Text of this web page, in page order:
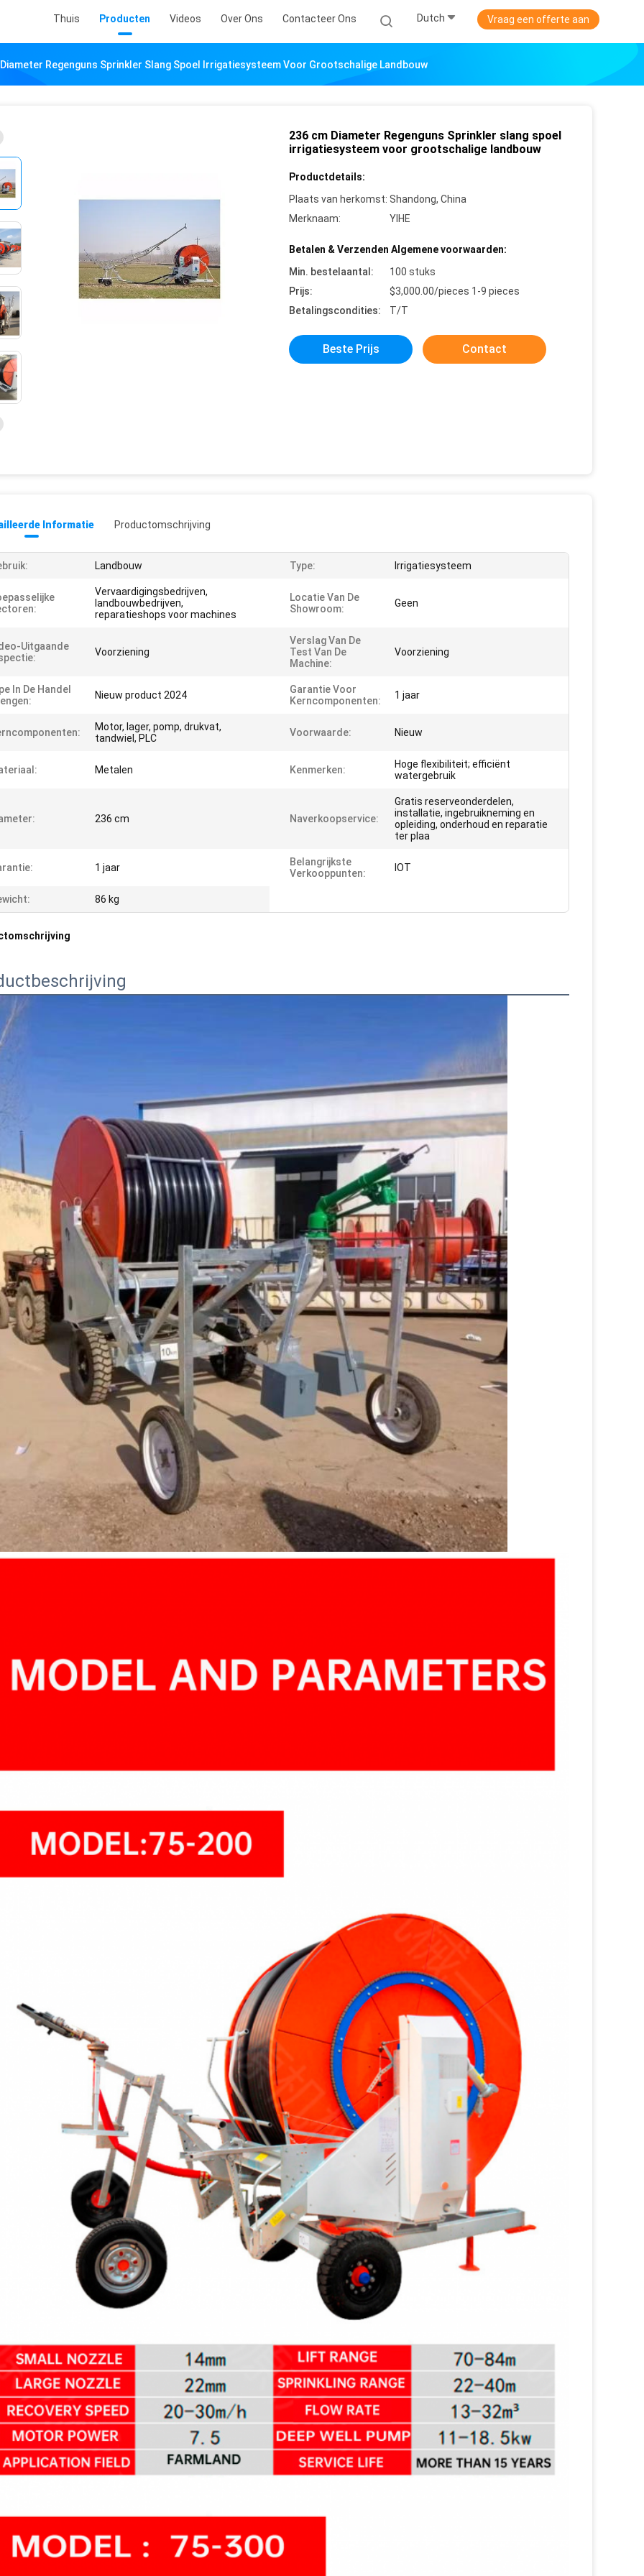
Thuis Producten Videos Over Ons Contacteer Ons Dutch Vraag een offerte aan
Diameter Regenguns Sprinkler Slang Spoel Irrigatiesysteem Voor Grootschalige Landbouw
236 cm Diameter Regenguns Sprinkler slang spoel
irrigatiesysteem voor grootschalige landbouw
Productdetails:
Plaats van herkomst: Shandong, China
Merknaam:
YIHE
Betalen & Verzenden Algemene voorwaarden:
Min. bestelaantal:
100 stuks
Prijs:
$3,000.00/pieces 1-9 pieces
Betalingscondities:
T/T
Beste Prijs Contact
Informatie Productomschrijving
Landbouw Type: Irrigatiesysteem
Vervaardigingsbedrijven,
landbouwbedrijven,
reparatieshops voor machines
Locatie Van De
Showroom:
Geen
Uitgaande
Voorziening
Verslag Van De
Test Van De
Machine:
Voorziening
In De Handel
Nieuw product 2024
Garantie Voor
Kerncomponenten:
1 jaar
Motor, lager, pomp, drukvat,
tandwiel, PLC
Voorwaarde: Nieuw
Metalen Kenmerken:
Hoge flexibiliteit; efficiënt
watergebruik
236 cm Naverkoopservice:
Gratis reserveonderdelen,
installatie, ingebruikneming en
opleiding, onderhoud en reparatie
ter plaa
1 jaar
Belangrijkste
Verkooppunten:
IOT
86 kg